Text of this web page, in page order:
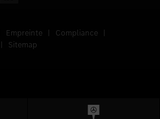
Empreinte | Compliance |
| Sitemap